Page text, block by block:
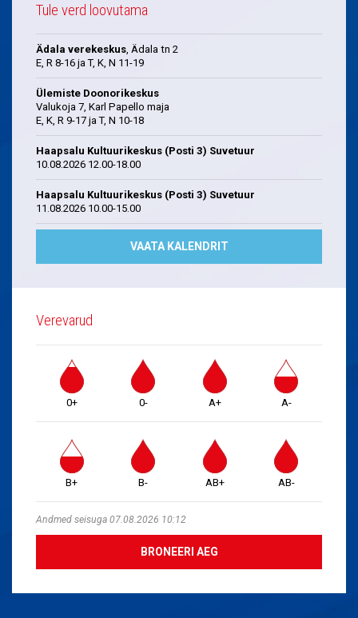
Tule verd loovutama
Ädala verekeskus, Ädala tn 2
E, R 8-16 ja T, K, N 11-19
Ülemiste Doonorikeskus
Valukoja 7, Karl Papello maja
E, K, R 9-17 ja T, N 10-18
Haapsalu Kultuurikeskus (Posti 3) Suvetuur
10.08.2026 12.00-18.00
Haapsalu Kultuurikeskus (Posti 3) Suvetuur
11.08.2026 10.00-15.00
VAATA KALENDRIT
Verevarud
0+ 0- A+ A-
B+ B- AB+ AB-
Andmed seisuga 07.08.2026 10:12
BRONEERI AEG